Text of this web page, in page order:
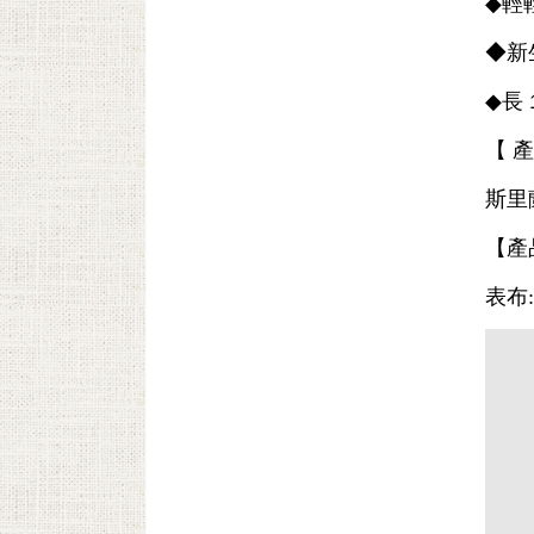
◆新
◆長
【
斯里
【
表布